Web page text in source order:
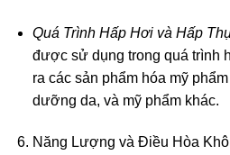
Quá Trình Hấp Hơi và Hấp
được sử dụng trong quá trình
ra các sản phẩm hóa mỹ
dưỡng da, và mỹ phẩm khác.
Năng Lượng và Điều Hòa